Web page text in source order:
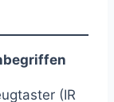
(IR